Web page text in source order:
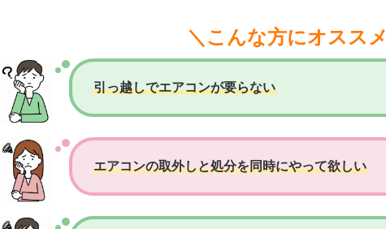
＼こんな方にオスス
引っ越しでエアコンが要らない
エアコンの取外しと処分を同時にやって欲しい